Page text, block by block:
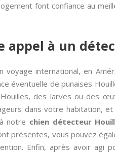
font confiance au
appel à un
voyage international, en
éventuelle de punaises
des larves ou des
dans votre habitation,
notre chien détecteur
présentes, vous pouvez
Enfin, après avoir agi